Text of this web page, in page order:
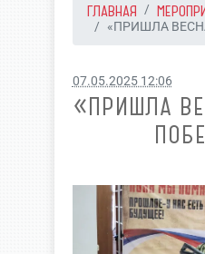
ГЛАВНАЯ
«ПРИШЛА
07.05.2025 12:06
«ПРИШЛА